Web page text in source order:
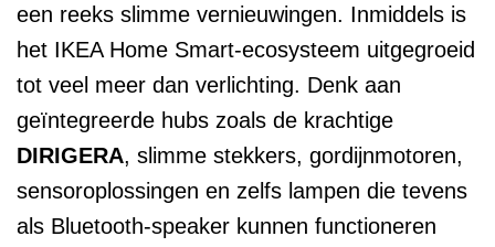
een reeks slimme vernieuwingen. Inmiddels is
het IKEA Home Smart-ecosysteem uitgegroeid
tot veel meer dan verlichting. Denk aan
geïntegreerde hubs zoals de krachtige
DIRIGERA, slimme stekkers, gordijnmotoren,
sensoroplossingen en zelfs lampen die tevens
als Bluetooth-speaker kunnen functioneren